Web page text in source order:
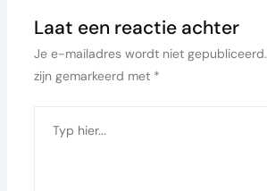
Laat een reactie achter
Je e-mailadres wordt niet gepubliceerd.
zijn gemarkeerd met *
hier...